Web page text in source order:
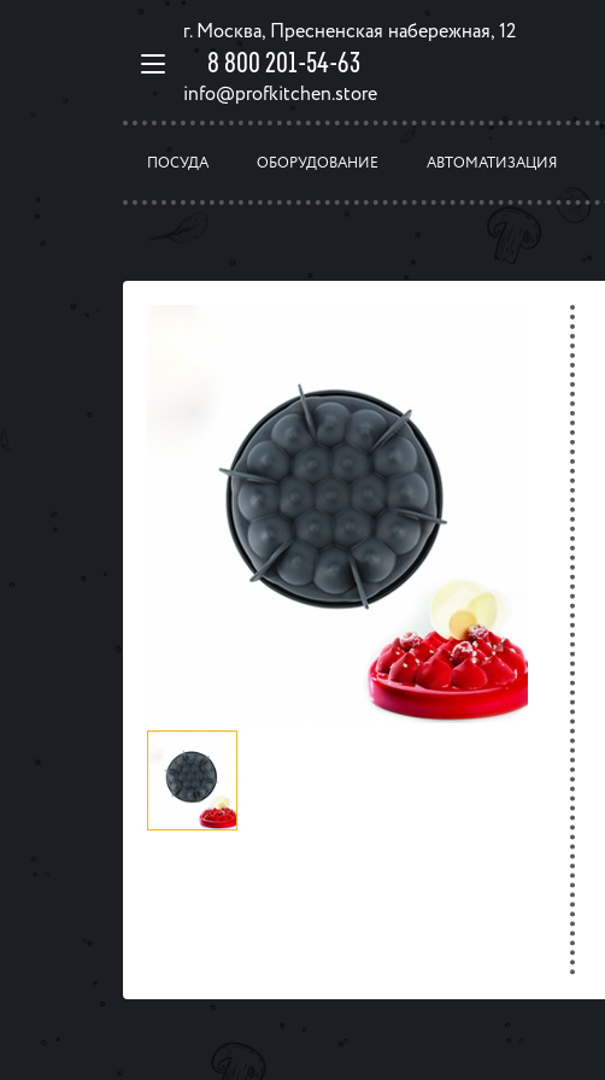
г. Москва, Пресненская набережная, 12
8 800 201-54-63
info@profkitchen.store
ПОСУДА ОБОРУДОВАНИЕ АВТОМАТИЗАЦИЯ